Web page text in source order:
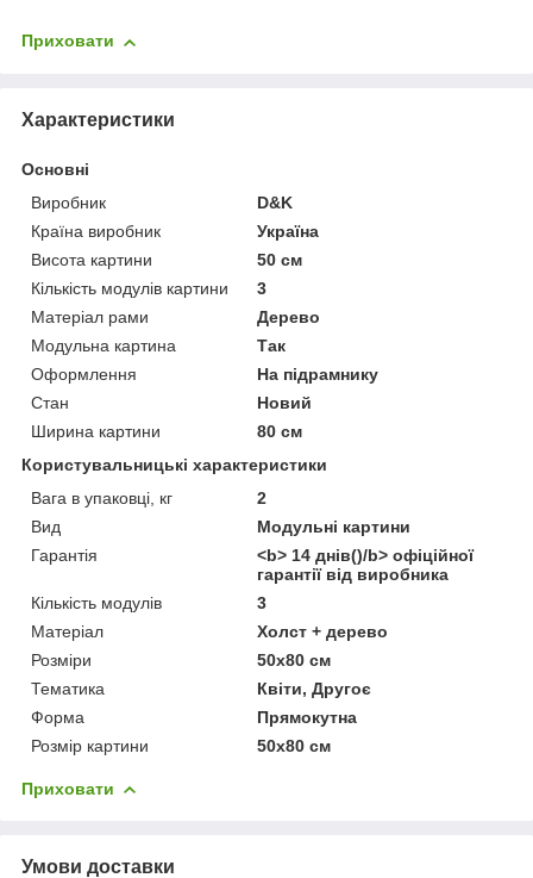
Приховати
Характеристики
Основні
Виробник
D&K
Країна виробник
Україна
Висота картини
50 см
Кількість модулів картини
3
Матеріал рами
Дерево
Модульна картина
Так
Оформлення
На підрамнику
Стан
Новий
Ширина картини
80 см
Користувальницькі характеристики
Вага в упаковці, кг
2
Вид
Модульні картини
Гарантія
<b> 14 днів()/b> офіційної
гарантії від виробника
Кількість модулів
3
Матеріал
Холст + дерево
Розміри
50х80 см
Тематика
Квіти, Другоє
Форма
Прямокутна
Розмір картини
50х80 см
Приховати
Умови доставки